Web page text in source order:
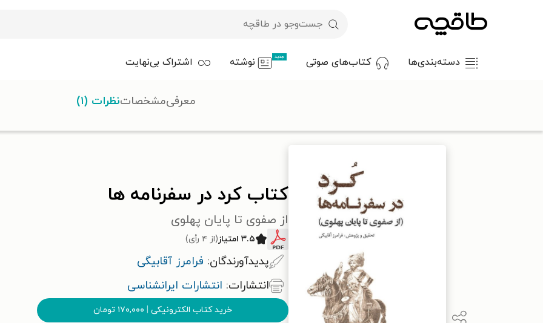
دسته‌بندی‌ها کتاب‌های صوتی جدید نوشته اشتراک بی‌نهایت
کتاب کرد در سفرنامه ها
از صفوی تا پایان پهلوی
۳.۵ امتیاز (از ۴ رأی)
پدیدآورندگان: فرامرز آقابیگی
انتشارات: انتشارات ايرانشناسى
خرید کتاب الکترونیکی | ۱۷۰,۰۰۰ تومان
معرفیمشخصاتنظرات (۱)